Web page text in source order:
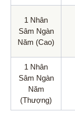
1 Nhân
Sâm Ngàn
Năm (Cao)
1 Nhân
Sâm Ngàn
Năm
(Thượng)